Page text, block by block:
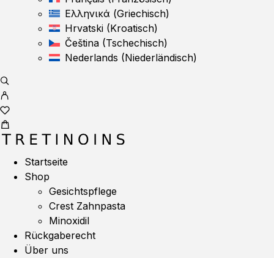
Ελληνικά (Griechisch)
Hrvatski (Kroatisch)
Čeština (Tschechisch)
Nederlands (Niederländisch)
Startseite
Shop
Gesichtspflege
Crest Zahnpasta
Minoxidil
Rückgaberecht
Über uns